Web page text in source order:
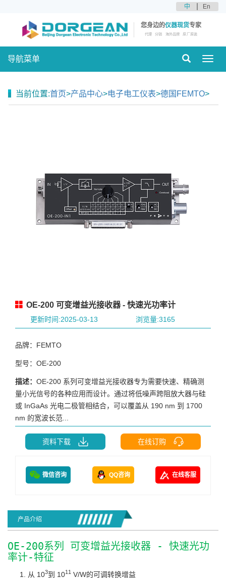
中 En
您身边的仪器现货专家
代理 分销 海外品牌 原厂原装
导航菜单
当前位置:首页>产品中心>电子电工仪表>德国FEMTO>
OE-200 可变增益光接收器 - 快速光功率计
更新时间:2025-03-13 浏览量:3165
品牌：FEMTO
型号：OE-200
描述： OE-200 系列可变增益光接收器专为需要快速、精确测
量小光信号的各种应用而设计。通过将低噪声跨阻放大器与硅
或 InGaAs 光电二极管相结合，可以覆盖从 190 nm 到 1700
nm 的宽波长范...
资料下载 在线订购
微信咨询 QQ咨询 在线客服
产品介绍
OE-200系列 可变增益光接收器 - 快速光功
率计-特征
从 103到 1011 V/W的可调转换增益